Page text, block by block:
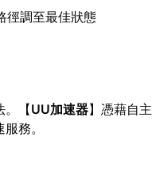
徑調至最佳狀態
。【UU加速器】憑藉自主
務。